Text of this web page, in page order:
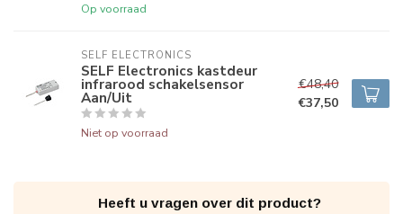
Op voorraad
SELF ELECTRONICS
SELF Electronics kastdeur
infrarood schakelsensor
Aan/Uit
Niet op voorraad
€48,40
€37,50
Heeft u vragen over dit product?